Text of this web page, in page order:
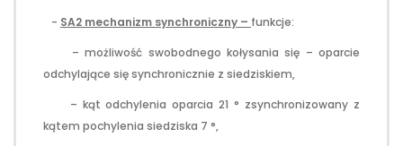
- SA2 mechanizm synchroniczny – funkcje:
– możliwość swobodnego kołysania się – oparcie
odchylające się synchronicznie z siedziskiem,
– kąt odchylenia oparcia 21 ° zsynchronizowany z
kątem pochylenia siedziska 7 °,